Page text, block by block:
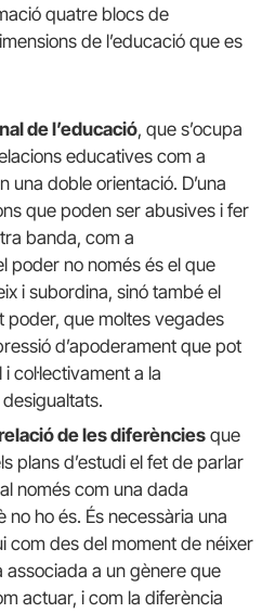
quatre blocs de
de l’educació que es
de l’educació, que s’ocupa
educatives com a
una doble orientació. D’una
que poden ser abusives i fer
banda, com a
poder no només és el que
i subordina, sinó també el
poder, que moltes vegades
d’apoderament que pot
col·lectivament a la
de les diferències que
plans d’estudi el fet de parlar
només com una dada
no ho és. És necessària una
com des del moment de néixer
a un gènere que
actuar, i com la diferència